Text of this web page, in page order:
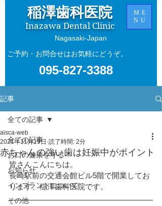
稲澤歯科医院
Inazawa Dental Clinic
095-827-3388
ご予約・お問合せはお気軽にどうぞ。
​Nagasaki-Japan
ME
NU
記事
全ての記事
お口の健康を守る
お知らせ
インプラントについて
その他
全ての記事
赤ちゃんの強い歯は妊娠中がポイント
aisca-web
2021年11月19日 読了時間: 2分
皆さんこんにちは。
長崎駅前の交通会館ビル5階で開業してお
ります、稲澤歯科医院です。